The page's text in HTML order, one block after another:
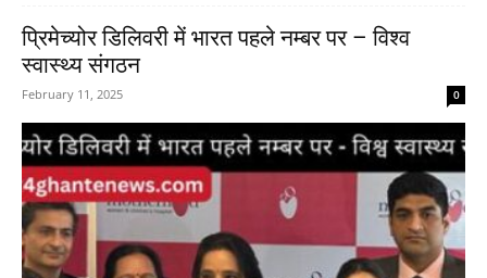
प्रिमेच्योर डिलिवरी में भारत पहले नम्बर पर – विश्व
स्वास्थ्य संगठन
February 11, 2025 0